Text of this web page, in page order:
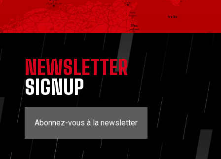
NEWSLETTER
SIGNUP
Abonnez-vous à la newsletter